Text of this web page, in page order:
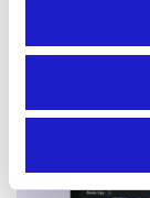
Smart TV -